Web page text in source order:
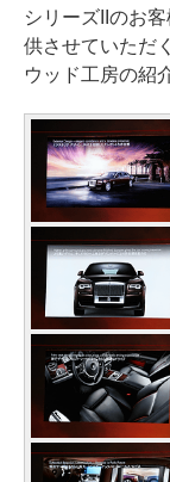
シリーズIIのお
供させていただ
ウッド工房の紹